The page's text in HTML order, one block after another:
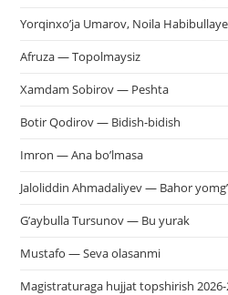
Yorqinxo’ja Umarov, Noila
Afruza — Topolmaysiz
Xamdam Sobirov — Peshta
Botir Qodirov — Bidish-bidish
Imron — Ana bo’lmasa
Jaloliddin Ahmadaliyev — Bahor
G’aybulla Tursunov — Bu yurak
Mustafo — Seva olasanmi
Magistraturaga hujjat topshirish